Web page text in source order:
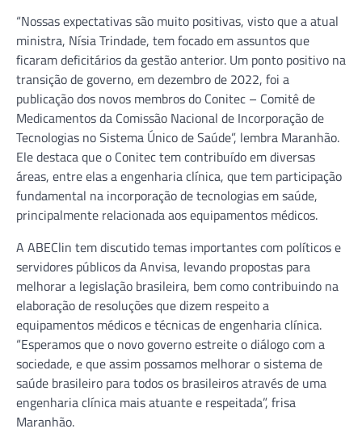
“Nossas expectativas são muito positivas, visto que a atual
ministra, Nísia Trindade, tem focado em assuntos que
ficaram deficitários da gestão anterior. Um ponto positivo na
transição de governo, em dezembro de 2022, foi a
publicação dos novos membros do Conitec – Comitê de
Medicamentos da Comissão Nacional de Incorporação de
Tecnologias no Sistema Único de Saúde”, lembra Maranhão.
Ele destaca que o Conitec tem contribuído em diversas
áreas, entre elas a engenharia clínica, que tem participação
fundamental na incorporação de tecnologias em saúde,
principalmente relacionada aos equipamentos médicos.
A ABEClin tem discutido temas importantes com políticos e
servidores públicos da Anvisa, levando propostas para
melhorar a legislação brasileira, bem como contribuindo na
elaboração de resoluções que dizem respeito a
equipamentos médicos e técnicas de engenharia clínica.
“Esperamos que o novo governo estreite o diálogo com a
sociedade, e que assim possamos melhorar o sistema de
saúde brasileiro para todos os brasileiros através de uma
engenharia clínica mais atuante e respeitada”, frisa
Maranhão.